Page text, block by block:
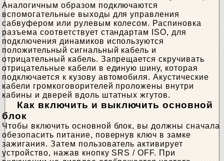
Аналогичным образом подключаются
вспомогательные выходы для управления
сабвуфером или рулевым колесом. Распиновка
разъема соответствует стандартам ISO, для
подключения динамиков используются
положительный сигнальный кабель и
отрицательный кабель. Запрещается скручивать
отрицательные кабели в единую шину, которая
подключается к кузову автомобиля. Акустические
кабели громкоговорителей проложены внутри
кабины и дверей вдоль штатных жгутов.
Как включить и выключить основной
блок
Чтобы включить основной блок, вы должны сначала
обезопасить питание, повернув ключ в замке
зажигания. Затем пользователь активирует
устройство, нажав кнопку SRS / OFF. При